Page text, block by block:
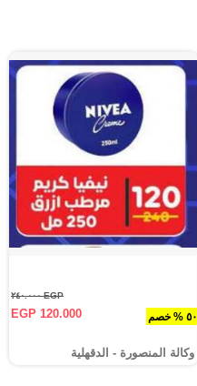
٥٠ % خصم
EGP ٢٤٠.٠٠٠
EGP 120.000
وكالة المنصورة - الدقهلية‎